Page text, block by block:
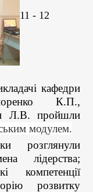
11 - 12
кафедри
К.П.,
Л.В. пройшли
модулем.
розглянули
лідерства;
компетенції
розвитку